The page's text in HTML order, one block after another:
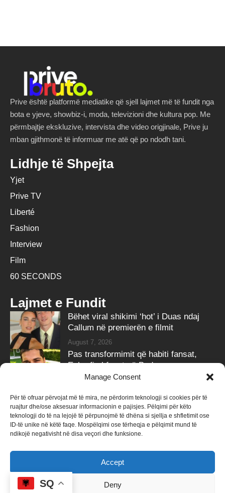
Manage Consent
Për të ofruar përvojat më të mira, ne përdorim teknologji si cookies për të
ruajtur dhe/ose aksesuar informacionin e pajisjes. Pëlqimi për këto
teknologji do të na lejojë të përpunojmë të dhëna si sjellja e shfletimit ose
ID-të unike në këtë faqe. Mospëlqimi ose tërheqja e pëlqimit mund të
ndikojë negativisht në disa veçori dhe funksione.
Accept
Deny
Prive është platformë mediatike që sjell lajmet më të fundit nga
bota e yjeve, showbiz-i, moda, televizioni dhe kultura pop. Me
përmbajtje ekskluzive, intervista dhe video origjinale, Prive ju
mban gjithmonë të informuar me atë që po ndodh tani.
Lidhje të Shpejta
Yjet
Prive TV
Liberté
Fashion
Interview
Film
60 SECONDS
Lajmet e Fundit
Bëhet viral shikimi ‘hot’ i Duas ndaj
Callum në premierën e filmit
August 7, 2026
Pas transformimit që habiti fansat,
Eshrefi shfaqet në Bodrum me
partneren
Follow Us
258k Followers 415k Followers
Subscribers
Subscribe
SQ